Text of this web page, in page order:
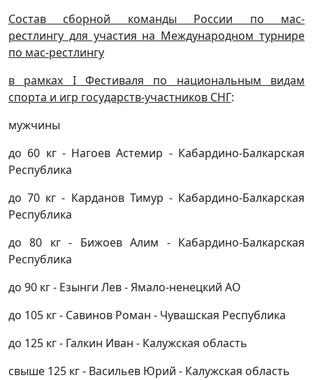
Состав сборной команды России по мас-
рестлингу для участия на Международном турнире
по мас-рестлингу
в рамках I Фестиваля по национальным видам
спорта и игр государств-участников СНГ:
мужчины
до 60 кг - Нагоев Астемир - Кабардино-Балкарская
Республика
до 70 кг - Карданов Тимур - Кабардино-Балкарская
Республика
до 80 кг - Бижоев Алим - Кабардино-Балкарская
Республика
до 90 кг - Езынги Лев - Ямало-ненецкий АО
до 105 кг - Савинов Роман - Чувашская Республика
до 125 кг - Галкин Иван - Калужская область
свыше 125 кг - Васильев Юрий - Калужская область